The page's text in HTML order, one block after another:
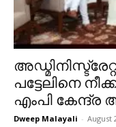
പട്ടേലിനെ
എംപി കേന്ദ്ര
Dweep Malayali - August